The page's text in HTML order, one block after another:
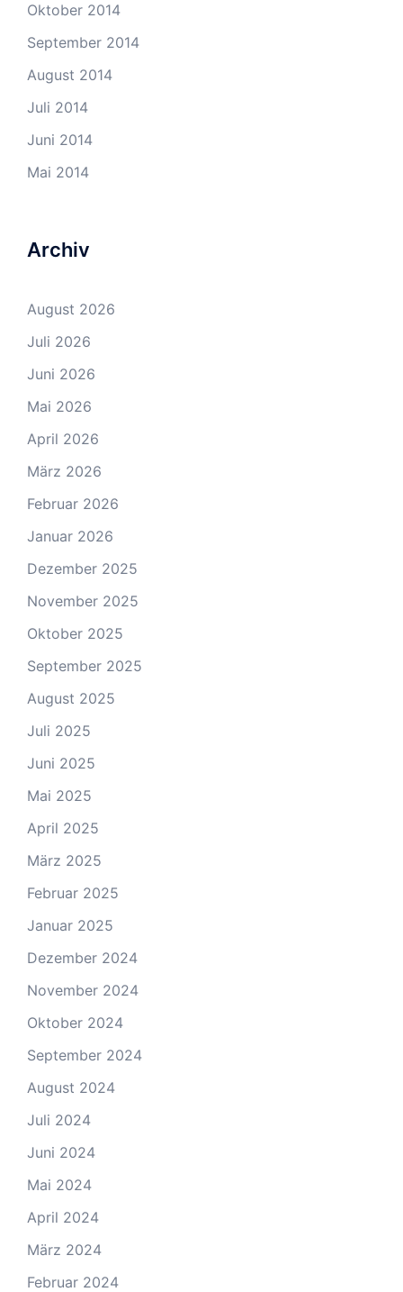
Oktober 2014
September 2014
August 2014
Juli 2014
Juni 2014
Mai 2014
Archiv
August 2026
Juli 2026
Juni 2026
Mai 2026
April 2026
März 2026
Februar 2026
Januar 2026
Dezember 2025
November 2025
Oktober 2025
September 2025
August 2025
Juli 2025
Juni 2025
Mai 2025
April 2025
März 2025
Februar 2025
Januar 2025
Dezember 2024
November 2024
Oktober 2024
September 2024
August 2024
Juli 2024
Juni 2024
Mai 2024
April 2024
März 2024
Februar 2024